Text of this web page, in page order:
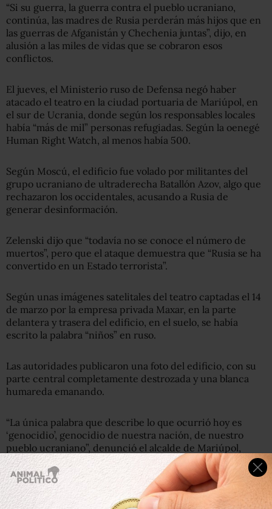
“Si su guerra, la guerra contra el pueblo ucraniano,
continúa, las madres de Rusia perderán más hijos que en
las guerras de Afganistán y Chechenia juntas”, dijo, en
alusión a las miles de vidas que se cobraron esos
conflictos.
El jueves, el Ministerio ruso de Defensa negó haber
atacado el teatro en la ciudad portuaria de Mariúpol, en
el sur de Ucrania, donde según los responsables locales
había “más de mil” personas refugiadas. Según la oenegé
Human Right Watch, al menos había 500.
Según Moscú, el edificio fue volado por militantes del
grupo ucraniano de ultraderecha Batallón Azov, algo que
rechazaron los occidentales, acusando a Rusia de
generar desinformación.
Zelenski dijo que “todavía no se conoce el número de
muertos”, pero que el ataque demuestra que “Rusia se ha
convertido en un Estado terrorista”.
Según unas imágenes satelitales del teatro captadas el 14
de marzo por la empresa privada Maxar, en la parte
delantera y trasera del edificio, en el suelo, se había
escrito la palabra “niños” en ruso.
Las autoridades publicaron una foto del edificio, con su
parte central completamente destrozada y una blanca
humareda emanando.
“La única palabra que describe lo que ocurrió hoy es
‘genocidio’, genocidio de nuestra nación, de nuestro
pueblo ucraniano”, denunció el alcalde de Mariúpol,
Vadim Boyshenko.
Más de 1.200 personas murieron violentamente en
Mariúpol desde el inicio de la guerra, según fuentes